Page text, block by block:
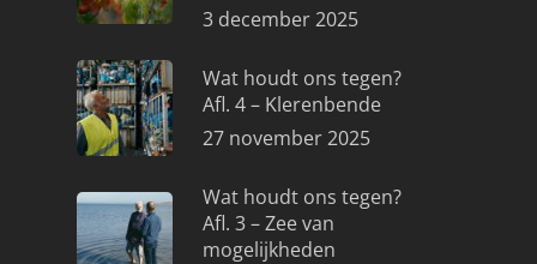
3 december 2025
Wat houdt ons tegen?
Afl. 4 – Klerenbende
27 november 2025
Wat houdt ons tegen?
Afl. 3 – Zee van
mogelijkheden